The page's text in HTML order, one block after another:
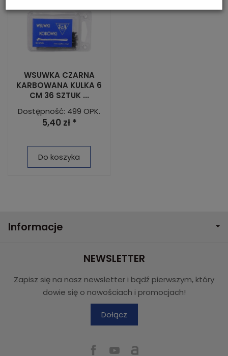
WSUWKA CZARNA
KARBOWANA KULKA 6
CM 36 SZTUK ...
Dostępność: 499 OPK.
5,40 zł *
Do koszyka
Informacje
NEWSLETTER
Zapisz się na nasz newsletter i bądź pierwszym, który
dowie się o nowościach i promocjach!
Dołącz